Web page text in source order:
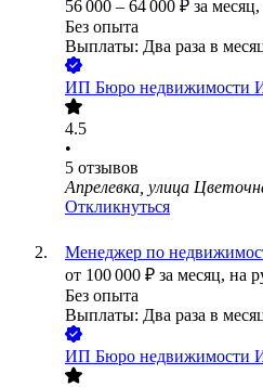
56 000 – 64 000 ₽ за месяц,
Без опыта
Выплаты: Два раза в
ИП Бюро
4.5
•
5 отзывов
Апрелевка, улица
Откликнуться
Менеджер по
от 100 000 ₽ за месяц, на
Без опыта
Выплаты: Два раза в
ИП Бюро